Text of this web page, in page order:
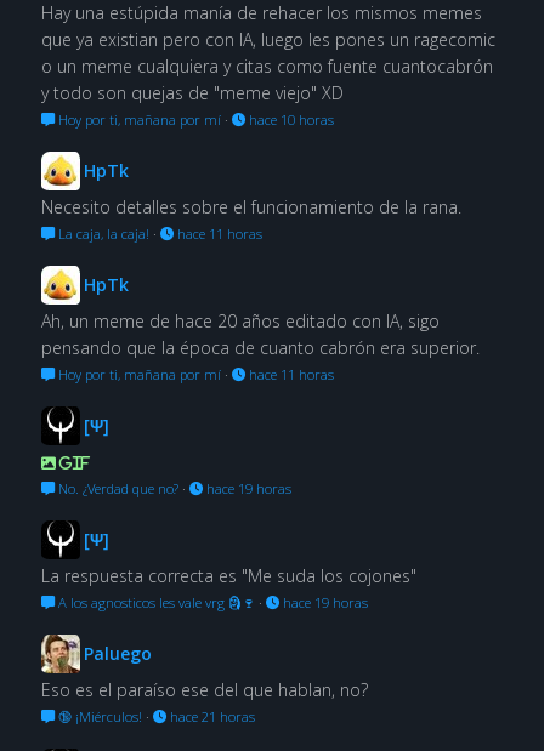
Hay una estúpida manía de rehacer los mismos memes
que ya existian pero con IA, luego les pones un ragecomic
o un meme cualquiera y citas como fuente cuantocabrón
y todo son quejas de "meme viejo" XD
Hoy por ti, mañana por mí· hace 10 horas
HpTk
Necesito detalles sobre el funcionamiento de la rana.
La caja, la caja! · hace 11 horas
HpTk
Ah, un meme de hace 20 años editado con IA, sigo
pensando que la época de cuanto cabrón era superior.
Hoy por ti, mañana por mí· hace 11 horas
[Ψ]
GIF
No. ¿Verdad que no?· hace 19 horas
[Ψ]
La respuesta correcta es "Me suda los cojones"
A los agnosticos les vale vrg 🗿🍷 · hace 19 horas
Paluego
Eso es el paraíso ese del que hablan, no?
🔞 ¡Miérculos! · hace 21 horas